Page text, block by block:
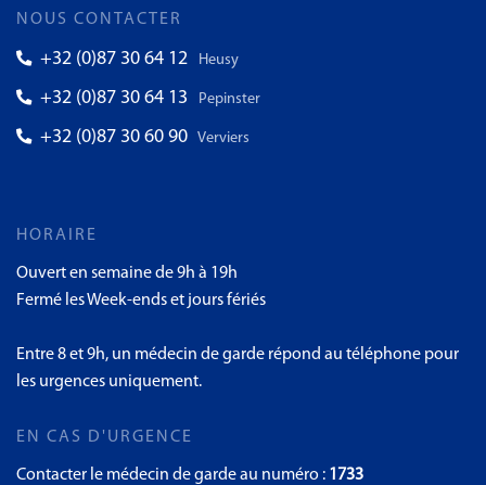
NOUS CONTACTER
+32 (0)87 30 64 12 Heusy
+32 (0)87 30 64 13 Pepinster
+32 (0)87 30 60 90 Verviers
HORAIRE
Ouvert en semaine de 9h à 19h
Fermé les Week-ends et jours fériés
Entre 8 et 9h, un médecin de garde répond au téléphone pour
les urgences uniquement.
EN CAS D'URGENCE
Contacter le médecin de garde au numéro : 1733